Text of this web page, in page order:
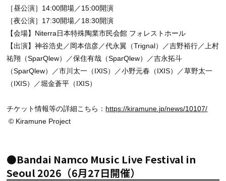
［昼公演］14:00開場／15:00開演
［夜公演］17:30開場／18:30開演
【会場】Niterra日本特殊陶業市民会館 フォレストホール
【出演】神谷浩史／岡本信彦／代永翼（Trignal）／吉野裕行／上村
祐翔（SparQlew）／保住有哉（SparQlew）／吉永拓斗
（SparQlew）／市川太一（IXIS）／小野元春（IXIS）／草野太一
（IXIS）／堀金蒼平（IXIS）
チケット情報等の詳細こちら： https://kiramune.jp/news/10107/
© Kiramune Project
●Bandai Namco Music Live Festival in
Seoul 2026（6月27日開催）